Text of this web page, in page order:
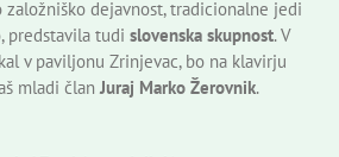
založniško dejavnost, tradicionalne jedi
predstavila tudi slovenska skupnost. V
v paviljonu Zrinjevac, bo na klavirju
mladi članJuraj Marko Žerovnik.